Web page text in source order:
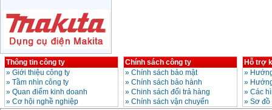
Bộ máy khoan Bosch
GSB 13RE hộp nhựa
100 chi tiết
Giá: 1977000
Máy khoan sắt Bosch
GBM 350 (350W)
Giá:1038000VND
Thông tin công ty
» Giới thiệu công ty
» Tầm nhìn công ty
» Quan điểm kinh doanh
» Cơ hội nghề nghiệp
Chính sách công ty
» Chính sách bảo mật
» Chính sách bảo hành
» Chinh sách đổi trả hàng
» Chính sách vận chuyển
Hỗ trợ
»
»
» Các
» Sơ